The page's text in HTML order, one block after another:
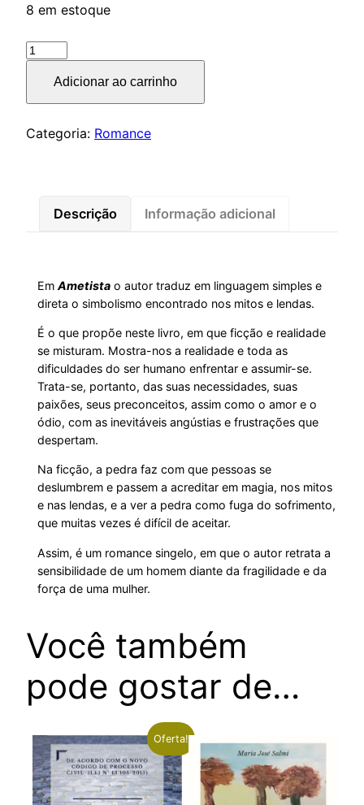
8 em estoque
Ametista
Adicionar ao carrinho
Categoria: Romance
Descrição Informação adicional
EmAmetista o autor traduz em linguagem simples e
direta o simbolismo encontrado nos mitos e lendas.
É o que propõe neste livro, em que ficção e realidade
se misturam. Mostra-nos a realidade e toda as
dificuldades do ser humano enfrentar e assumir-se.
Trata-se, portanto, das suas necessidades, suas
paixões, seus preconceitos, assim como o amor e o
ódio, com as inevitáveis angústias e frustrações que
despertam.
Na ficção, a pedra faz com que pessoas se
deslumbrem e passem a acreditar em magia, nos mitos
e nas lendas, e a ver a pedra como fuga do sofrimento,
que muitas vezes é difícil de aceitar.
Assim, é um romance singelo, em que o autor retrata a
sensibilidade de um homem diante da fragilidade e da
força de uma mulher.
Você também
pode gostar de…
Oferta!